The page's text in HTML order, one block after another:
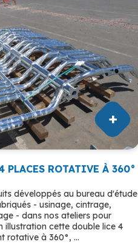
PLACES ROTATIVE À 360°
développés au bureau d'étude
- usinage, cintrage,
- dans nos ateliers pour
illustration cette double lice 4
rotative à 360°, ...